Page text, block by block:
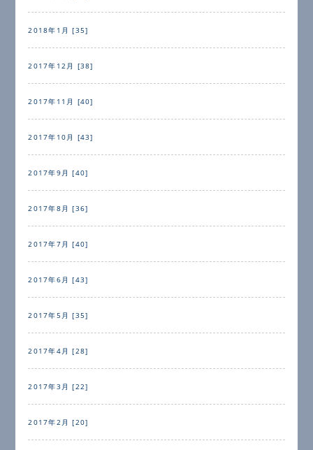
2018年1月 [35]
2017年12月 [38]
2017年11月 [40]
2017年10月 [43]
2017年9月 [40]
2017年8月 [36]
2017年7月 [40]
2017年6月 [43]
2017年5月 [35]
2017年4月 [28]
2017年3月 [22]
2017年2月 [20]